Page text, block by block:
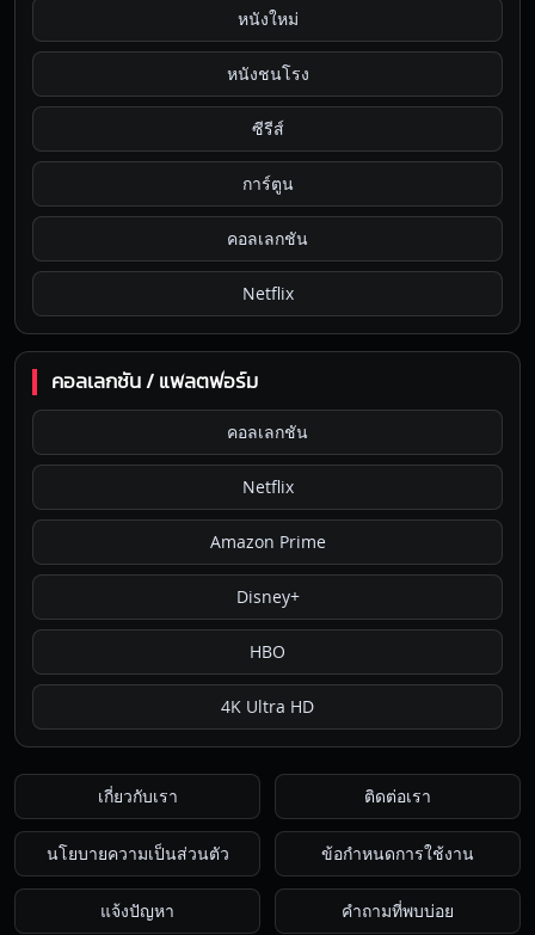
หนังใหม่
หนังชนโรง
ซีรีส์
การ์ตูน
คอลเลกชัน
Netflix
คอลเลกชัน / แพลตฟอร์ม
คอลเลกชัน
Netflix
Amazon Prime
Disney+
HBO
4K Ultra HD
เกี่ยวกับเรา ติดต่อเรา
นโยบายความเป็นส่วนตัว ข้อกำหนดการใช้งาน
แจ้งปัญหา คำถามที่พบบ่อย